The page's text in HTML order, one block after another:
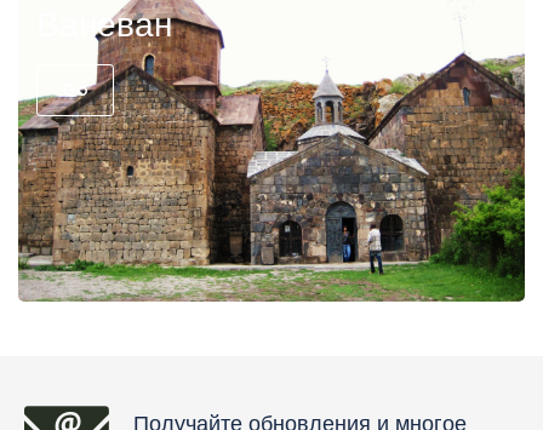
Ваневан
Go
Получайте обновления и многое